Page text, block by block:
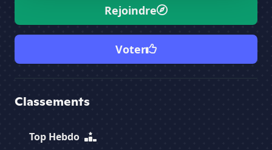
Rejoindre
Voter
Classements
Top Hebdo